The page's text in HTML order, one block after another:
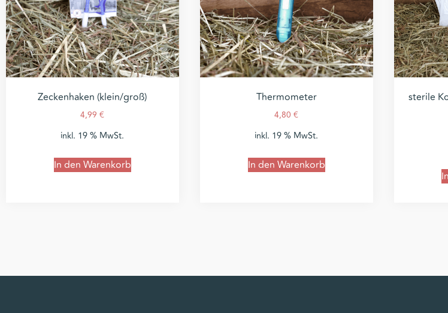
Zeckenhaken (klein/groß)
4,99€
inkl. 19 % MwSt.
In den Warenkorb
Thermometer
4,80€
inkl. 19 % MwSt.
In den Warenkorb
sterile